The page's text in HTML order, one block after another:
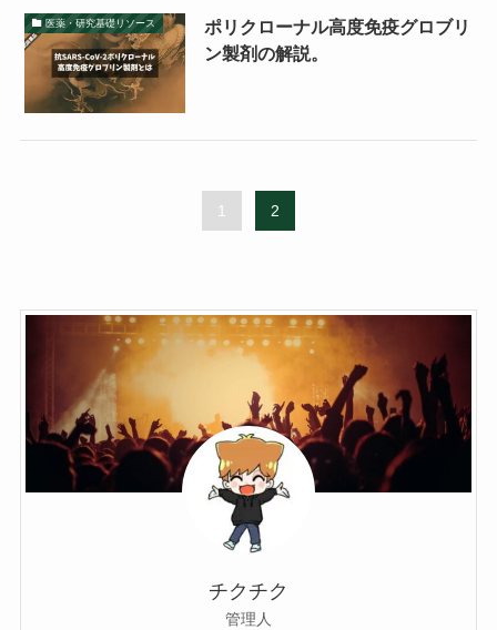
医薬・研究基礎リソース
ポリクローナル高度免疫グロブリ
ン製剤の解説。
1 2
チクチク
管理人